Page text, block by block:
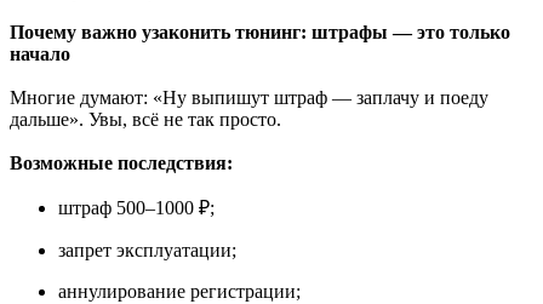
Почему важно узаконить тюнинг: штрафы — это только
начало
Многие думают: «Ну выпишут штраф — заплачу и поеду
дальше». Увы, всё не так просто.
Возможные последствия:
штраф 500–1000 ₽;
запрет эксплуатации;
аннулирование регистрации;